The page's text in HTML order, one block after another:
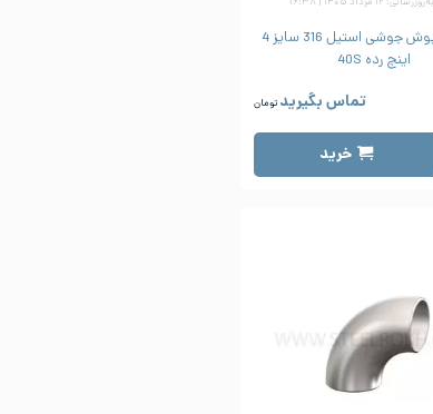
کپ یا درپوش جوشی استیل 316 سایز 4
اینچ رده 40S
تماس بگیرید تومان
خرید